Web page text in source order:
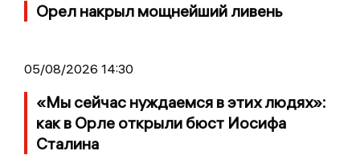
Орел накрыл мощнейший ливень
05/08/2026 14:30
«Мы сейчас нуждаемся в этих людях»:
как в Орле открыли бюст Иосифа
Сталина